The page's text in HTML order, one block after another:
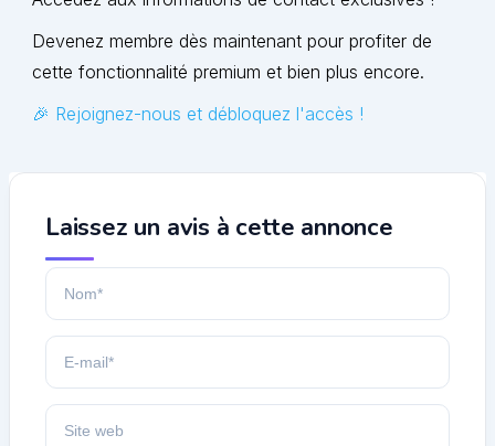
Devenez membre dès maintenant pour profiter de
cette fonctionnalité premium et bien plus encore.
🎉 Rejoignez-nous et débloquez l'accès !
Laissez un avis à cette annonce